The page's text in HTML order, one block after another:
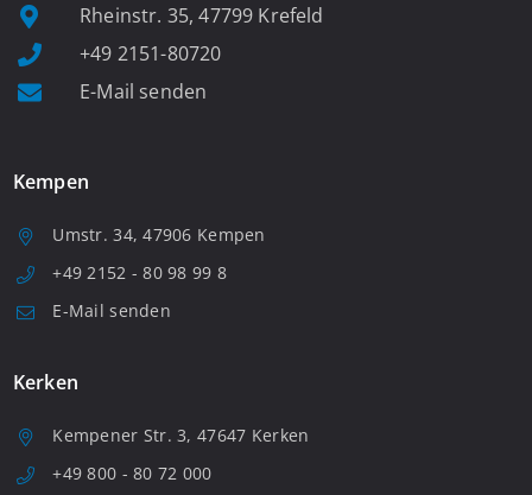
Rheinstr. 35, 47799 Krefeld
+49 2151-80720
E-Mail senden
Kempen
Umstr. 34, 47906 Kempen
+49 2152 - 80 98 99 8
E-Mail senden
Kerken
Kempener Str. 3, 47647 Kerken
+49 800 - 80 72 000